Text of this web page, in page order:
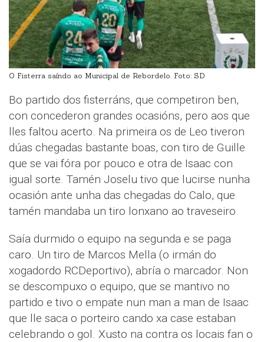
O Fisterra saíndo ao Municipal de Rebordelo. Foto: SD
Bo partido dos fisterráns, que competiron ben,
con concederon grandes ocasións, pero aos que
lles faltou acerto. Na primeira os de Leo tiveron
dúas chegadas bastante boas, con tiro de Guille
que se vai fóra por pouco e otra de Isaac con
igual sorte. Tamén Joselu tivo que lucirse nunha
ocasión ante unha das chegadas do Calo, que
tamén mandaba un tiro lonxano ao traveseiro.
Saía durmido o equipo na segunda e se paga
caro. Un tiro de Marcos Mella (o irmán do
xogadordo RCDeportivo), abría o marcador. Non
se descompuxo o equipo, que se mantivo no
partido e tivo o empate nun man a man de Isaac
que lle saca o porteiro cando xa case estaban
celebrando o gol. Xusto na contra os locais fan o